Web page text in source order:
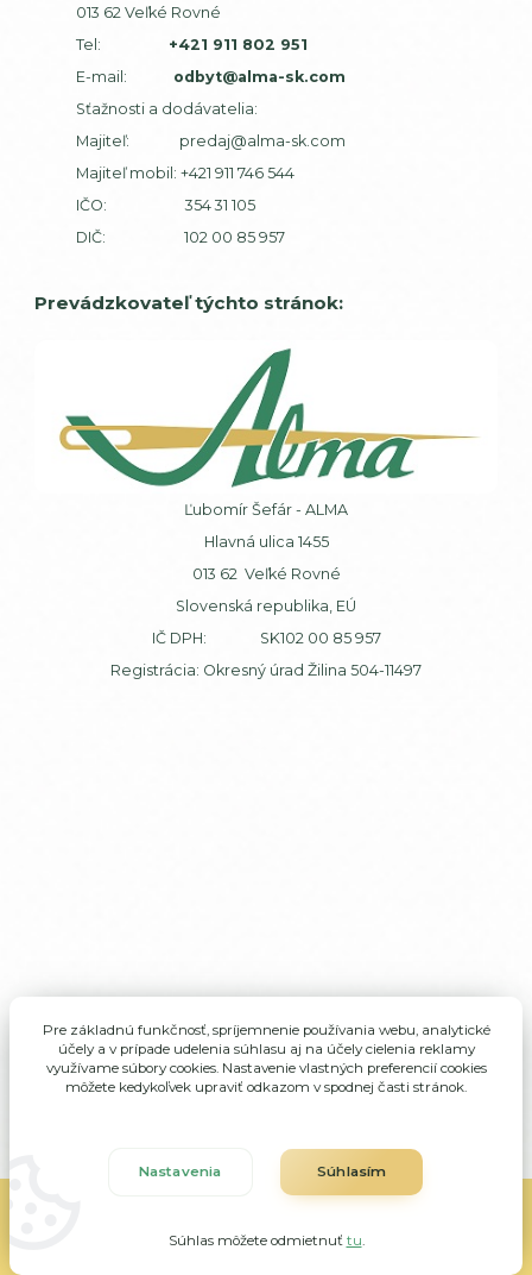
013 62 Veľké Rovné
Tel:
+421 911 802 951
E-mail: odbyt@alma-sk.com
Sťažnosti a dodávatelia:
Majiteľ: predaj@alma-sk.com
Majiteľ mobil: +421 911 746 544
IČO: 354 31 105
DIČ: 102 00 85 957
Prevádzkovateľ týchto stránok:
Ľubomír Šefár - ALMA
Hlavná ulica 1455
013 62 Veľké Rovné
Slovenská republika, EÚ
IČ DPH: SK102 00 85 957
Registrácia: Okresný úrad Žilina 504-11497
Eshop-rychlo.sk
Pre základnú funkčnosť, spríjemnenie používania webu, analytické
účely a v prípade udelenia súhlasu aj na účely cielenia reklamy
využívame súbory cookies. Nastavenie vlastných preferencií cookies
môžete kedykoľvek upraviť odkazom v spodnej časti stránok.
Nastavenia Súhlasím
Súhlas môžete odmietnuť tu.